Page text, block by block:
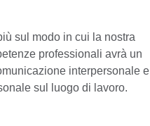
sul modo in cui la nostra
professionali avrà un
interpersonale e
sul luogo di lavoro.